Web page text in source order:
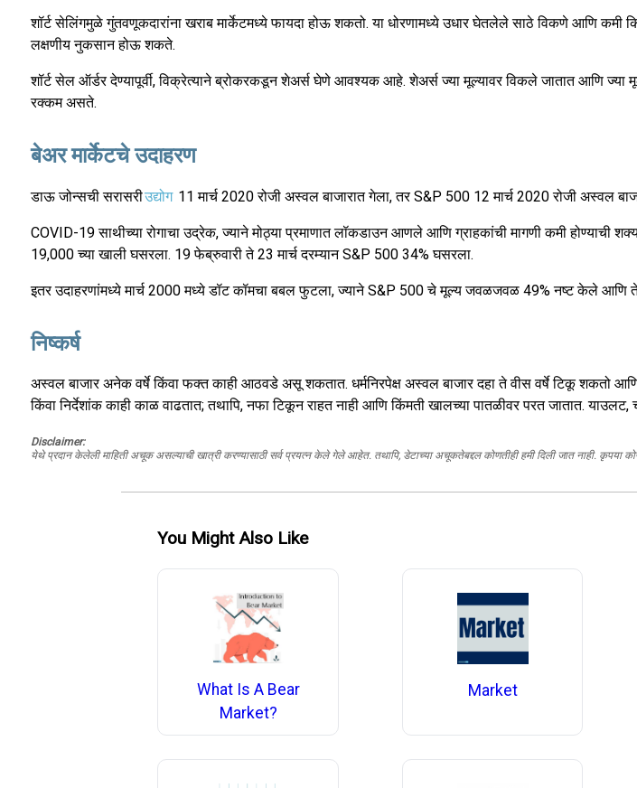
शॉर्ट सेलिंगमुळे गुंतवणूकदारांना खराब मार्केटमध्ये फायदा होऊ शकतो. या धोरणामध्ये उधार घेतलेले साठे विकणे आणि
लक्षणीय नुकसान होऊ शकते.
शॉर्ट सेल ऑर्डर देण्यापूर्वी, विक्रेत्याने ब्रोकरकडून शेअर्स घेणे आवश्यक आहे. शेअर्स ज्या मूल्यावर विकले जातात आणि
रक्कम असते.
बेअर मार्केटचे उदाहरण
डाऊ जोन्सची सरासरीउद्योग 11 मार्च 2020 रोजी अस्वल बाजारात गेला, तर S&P 500 12 मार्च 2020 रोजी अस्वल
COVID-19 साथीच्या रोगाचा उद्रेक, ज्याने मोठ्या प्रमाणात लॉकडाउन आणले आणि ग्राहकांची मागणी कमी होण्याची
19,000 च्या खाली घसरला. 19 फेब्रुवारी ते 23 मार्च दरम्यान S&P 500 34% घसरला.
इतर उदाहरणांमध्ये मार्च 2000 मध्ये डॉट कॉमचा बबल फुटला, ज्याने S&P 500 चे मूल्य जवळजवळ 49% नष्ट केले
निष्कर्ष
अस्वल बाजार अनेक वर्षे किंवा फक्त काही आठवडे असू शकतात. धर्मनिरपेक्ष अस्वल बाजार दहा ते वीस वर्षे टिकू शकतो आणि
किंवा निर्देशांक काही काळ वाढतात; तथापि, नफा टिकून राहत नाही आणि किंमती खालच्या पातळीवर परत जातात.
Disclaimer:
येथे प्रदान केलेली माहिती अचूक असल्याची खात्री करण्यासाठी सर्व प्रयत्न केले गेले आहेत. तथापि, डेटाच्या अचूकतेबद्दल कोणतीही हमी दिली जात नाही. कृपया
You Might Also Like
What Is A Bear
Market?
Market